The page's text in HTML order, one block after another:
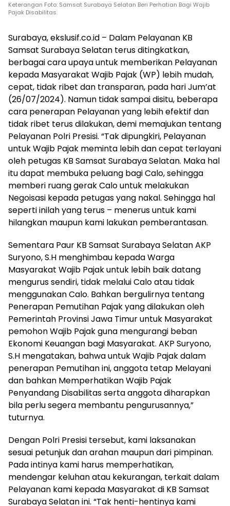
Keterangan Foto: Samsat Surabaya Selatan Beri Perhatian Bagi Wajib
Pajak Disabilitas.
Surabaya, ekslusif.co.id – Dalam Pelayanan KB
Samsat Surabaya Selatan terus ditingkatkan,
berbagai cara upaya untuk memberikan Pelayanan
kepada Masyarakat Wajib Pajak (WP) lebih mudah,
cepat, tidak ribet dan transparan, pada hari Jum’at
(26/07/2024). Namun tidak sampai disitu, beberapa
cara penerapan Pelayanan yang lebih efektif dan
tidak ribet terus dilakukan, demi memajukan tentang
Pelayanan Polri Presisi. “Tak dipungkiri, Pelayanan
untuk Wajib Pajak meminta lebih dan cepat terlayani
oleh petugas KB Samsat Surabaya Selatan. Maka hal
itu dapat membuka peluang bagi Calo, sehingga
memberi ruang gerak Calo untuk melakukan
Negoisasi kepada petugas yang nakal. Sehingga hal
seperti inilah yang terus – menerus untuk kami
hilangkan maupun kami lakukan pemberantasan.
Sementara Paur KB Samsat Surabaya Selatan AKP
Suryono, S.H menghimbau kepada Warga
Masyarakat Wajib Pajak untuk lebih baik datang
mengurus sendiri, tidak melalui Calo atau tidak
menggunakan Calo. Bahkan bergulirnya tentang
Penerapan Pemutihan Pajak yang dilakukan oleh
Pemerintah Provinsi Jawa Timur untuk Masyarakat
pemohon Wajib Pajak guna mengurangi beban
Ekonomi Keuangan bagi Masyarakat. AKP Suryono,
S.H mengatakan, bahwa untuk Wajib Pajak dalam
penerapan Pemutihan ini, anggota tetap Melayani
dan bahkan Memperhatikan Wajib Pajak
Penyandang Disabilitas serta anggota diharapkan
bila perlu segera membantu pengurusannya,”
tuturnya.
Dengan Polri Presisi tersebut, kami laksanakan
sesuai petunjuk dan arahan maupun dari pimpinan.
Pada intinya kami harus memperhatikan,
mendengar keluhan atau kekurangan, terkait dalam
Pelayanan kami kepada Masyarakat di KB Samsat
Surabaya Selatan ini. “Tak henti-hentinya kami